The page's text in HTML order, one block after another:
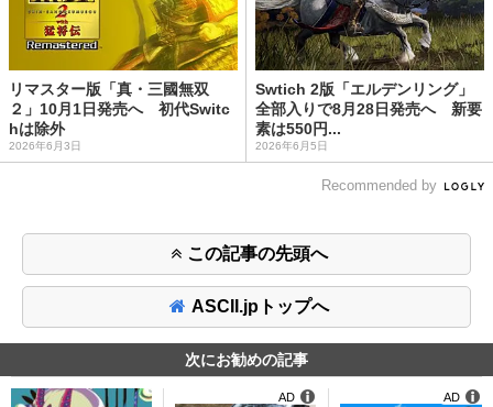
リマスター版「真・三國無双
２」10月1日発売へ 初代Switc
hは除外
2026年6月3日
Swtich 2版「エルデンリング」
全部入りで8月28日発売へ 新要
素は550円...
2026年6月5日
Recommended by
この記事の先頭へ
ASCII.jpトップへ
次にお勧めの記事
AD AD